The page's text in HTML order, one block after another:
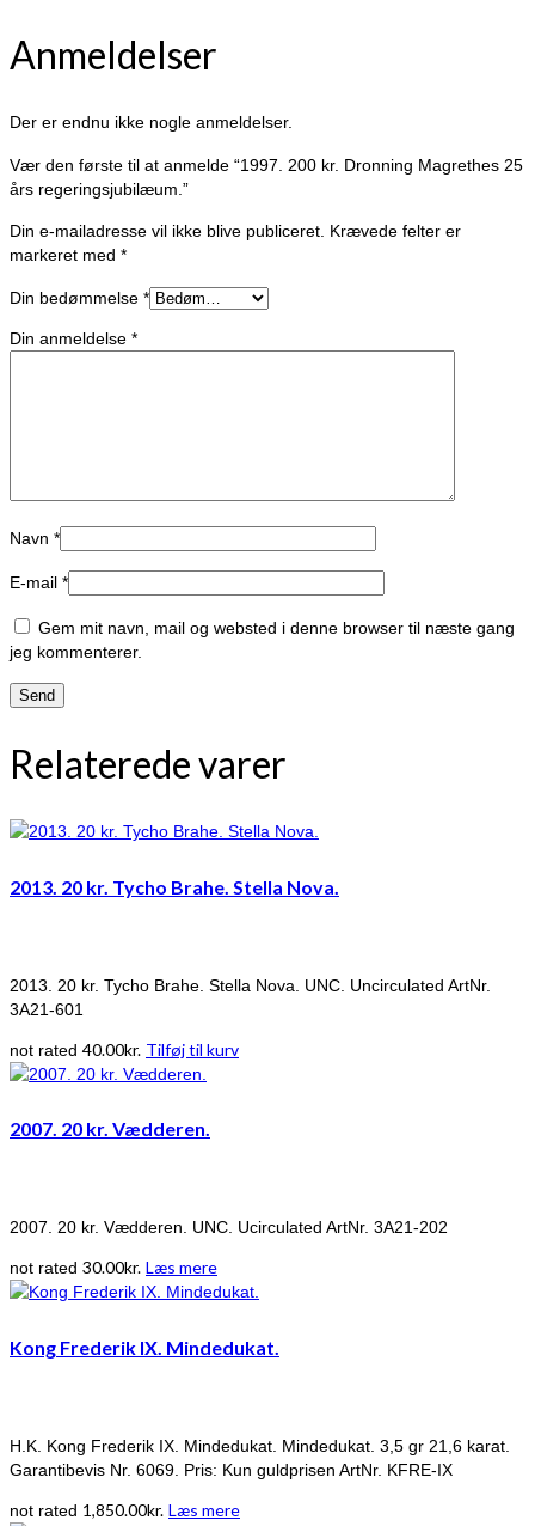
Anmeldelser
Der er endnu ikke nogle anmeldelser.
Vær den første til at anmelde “1997. 200 kr. Dronning Magrethes 25
års regeringsjubilæum.”
Din e-mailadresse vil ikke blive publiceret. Krævede felter er
markeret med *
Din bedømmelse *
Din anmeldelse *
Navn *
E-mail *
Gem mit navn, mail og websted i denne browser til næste gang
jeg kommenterer.
Relaterede varer
2013. 20 kr. Tycho Brahe. Stella Nova.
2013. 20 kr. Tycho Brahe. Stella Nova. UNC. Uncirculated ArtNr.
3A21-601
not rated 40.00kr. Tilføj til kurv
2007. 20 kr. Vædderen.
2007. 20 kr. Vædderen. UNC. Ucirculated ArtNr. 3A21-202
not rated 30.00kr. Læs mere
Kong Frederik IX. Mindedukat.
H.K. Kong Frederik IX. Mindedukat. Mindedukat. 3,5 gr 21,6 karat.
Garantibevis Nr. 6069. Pris: Kun guldprisen ArtNr. KFRE-IX
not rated 1,850.00kr. Læs mere